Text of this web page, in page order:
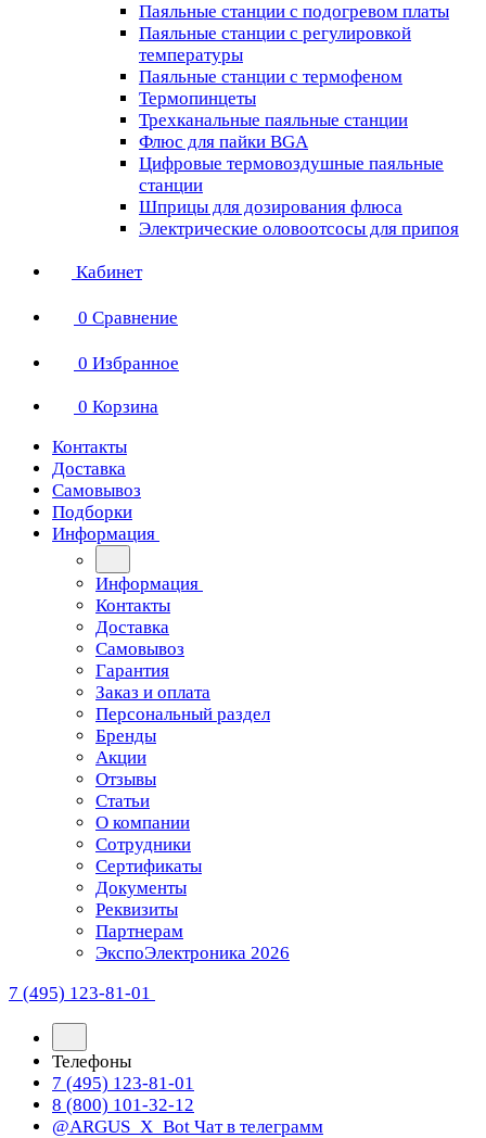
Паяльные станции с подогревом платы
Паяльные станции с регулировкой
температуры
Паяльные станции с термофеном
Термопинцеты
Трехканальные паяльные станции
Флюс для пайки BGA
Цифровые термовоздушные паяльные
станции
Шприцы для дозирования флюса
Электрические оловоотсосы для припоя
Кабинет
0 Сравнение
0 Избранное
0 Корзина
Контакты
Доставка
Самовывоз
Подборки
Информация
Информация
Контакты
Доставка
Самовывоз
Гарантия
Заказ и оплата
Персональный раздел
Бренды
Акции
Отзывы
Статьи
О компании
Сотрудники
Сертификаты
Документы
Реквизиты
Партнерам
ЭкспоЭлектроника 2026
7 (495) 123-81-01
Телефоны
7 (495) 123-81-01
8 (800) 101-32-12
@ARGUS_X_Bot Чат в телеграмм